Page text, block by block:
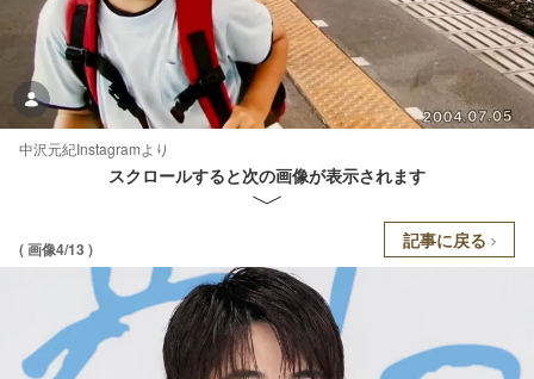
中沢元紀Instagramより
スクロールすると次の画像が表示されます
( 画像4/13 ) 記事に戻る